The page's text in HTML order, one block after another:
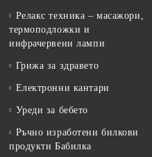
Релакс техника – масажори,
термоподложки и
инфрачервени лампи
Грижа за здравето
Електронни кантари
Уреди за бебето
Ръчно изработени билкови
продукти Бабилка